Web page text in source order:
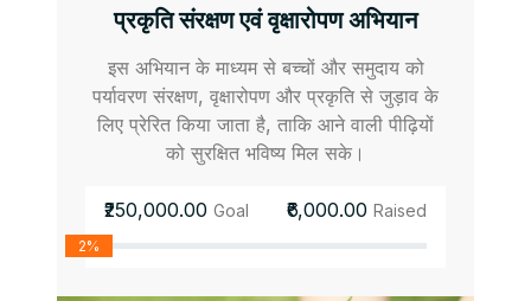
प्रकृति संरक्षण एवं वृक्षारोपण अभियान
इस अभियान के माध्यम से बच्चों और समुदाय को
पर्यावरण संरक्षण, वृक्षारोपण और प्रकृति से जुड़ाव के
लिए प्रेरित किया जाता है, ताकि आने वाली पीढ़ियों
को सुरक्षित भविष्य मिल सके।
₹250,000.00 Goal ₹6,000.00 Raised
2%